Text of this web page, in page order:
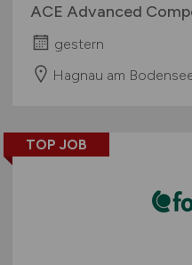
ACE Advanced
gestern
Hagnau am
TOP JOB